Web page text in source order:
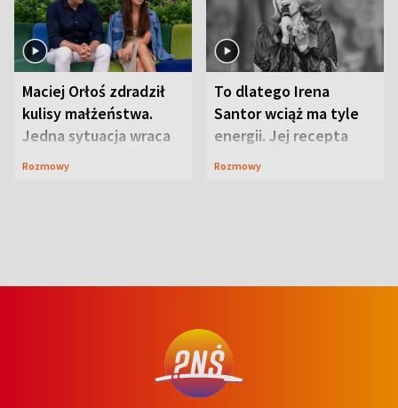
Maciej Orłoś zdradził
kulisy małżeństwa.
Jedna sytuacja wraca
jak bumerang
Rozmowy
To dlatego Irena
Santor wciąż ma tyle
energii. Jej recepta
jest zaskakująco
Rozmowy